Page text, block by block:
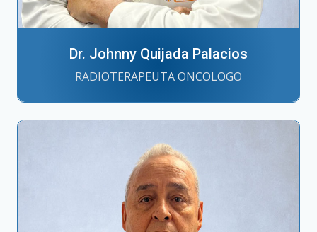
Dr. Johnny Quijada Palacios
RADIOTERAPEUTA ONCOLOGO